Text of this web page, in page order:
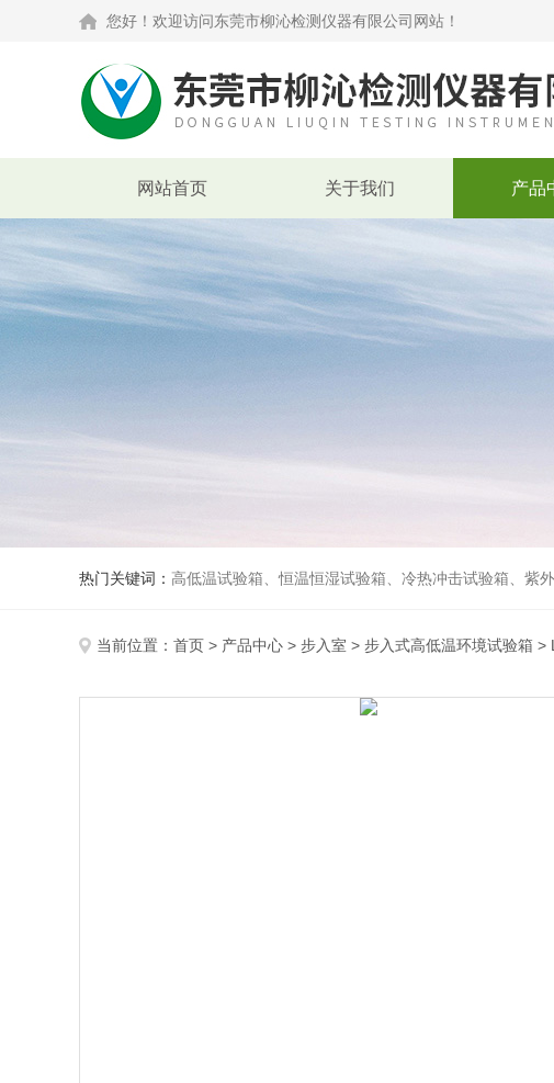
您好！欢迎访问东莞市柳沁检测仪器有限公司网站！
网站首页 关于我们 产品
热门关键词： 高低温试验箱、恒温恒湿试验箱、冷热冲击试验箱、紫外线老化试验箱、氙灯老化试验箱、快速升降温试验箱、淋雨试验箱、砂尘试验箱、
当前位置： 首页 > 产品中心 > 步入室 > 步入式高低温环境试验箱 >